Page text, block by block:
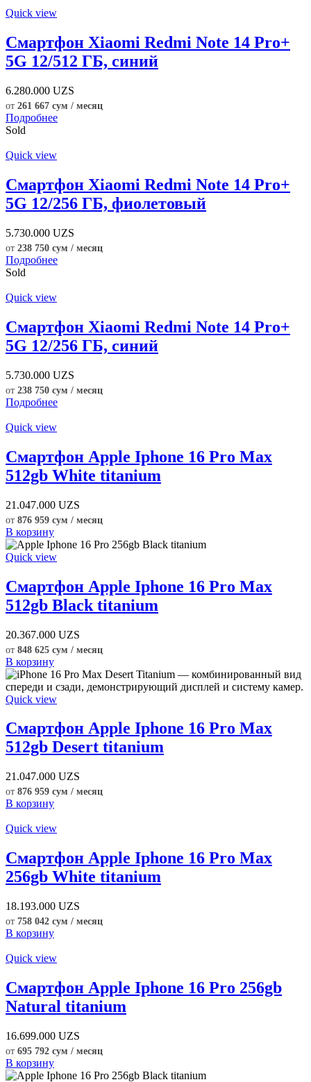
Quick view
Смартфон Xiaomi Redmi Note 14 Pro+
5G 12/512 ГБ, синий
6.280.000 UZS
от 261 667 сум / месяц
Подробнее
Sold
Quick view
Смартфон Xiaomi Redmi Note 14 Pro+
5G 12/256 ГБ, фиолетовый
5.730.000 UZS
от 238 750 сум / месяц
Подробнее
Sold
Quick view
Смартфон Xiaomi Redmi Note 14 Pro+
5G 12/256 ГБ, синий
5.730.000 UZS
от 238 750 сум / месяц
Подробнее
Quick view
Смартфон Apple Iphone 16 Pro Max
512gb White titanium
21.047.000 UZS
от 876 959 сум / месяц
В корзину
Quick view
Смартфон Apple Iphone 16 Pro Max
512gb Black titanium
20.367.000 UZS
от 848 625 сум / месяц
В корзину
Quick view
Смартфон Apple Iphone 16 Pro Max
512gb Desert titanium
21.047.000 UZS
от 876 959 сум / месяц
В корзину
Quick view
Смартфон Apple Iphone 16 Pro Max
256gb White titanium
18.193.000 UZS
от 758 042 сум / месяц
В корзину
Quick view
Смартфон Apple Iphone 16 Pro 256gb
Natural titanium
16.699.000 UZS
от 695 792 сум / месяц
В корзину